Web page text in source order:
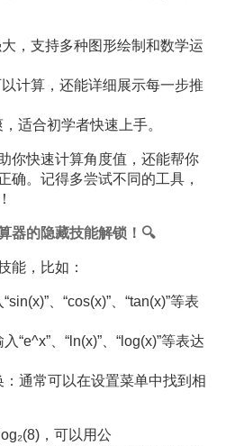
，支持多种图形绘制和数学运
以计算，还能详细展示每一步推
适合初学者快速上手。
你快速计算角度值，还能帮你
确。记得多尝试不同的工具，
器的隐藏技能解锁！🔍
能，比如：
、“cos(x)”、“tan(x)”等表
“e^x”、“ln(x)”、“log(x)”等表达
通常可以在设置菜单中找到相
，可以用公